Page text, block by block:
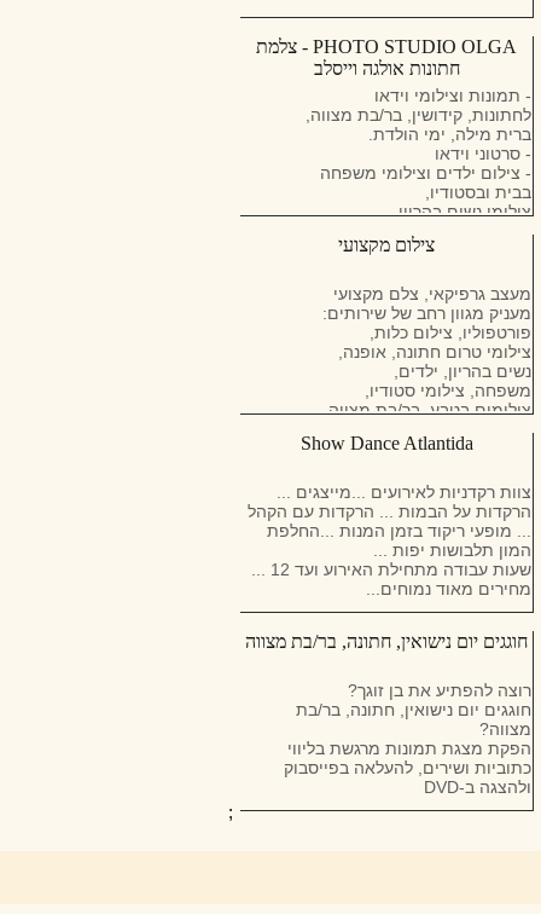
PHOTO STUDIO OLGA - צלמת
חתונות אולגה וייסלב
- תמונות וצילומי וידאו
לחתונות, קידושין, בר/בת מצווה,
ברית מילה, ימי הולדת.
- סרטוני וידאו
- צילום ילדים וצילומי משפחה
בבית ובסטודיו,
צילומי נשים בהריון
ועיצוב פורטפוליוצילום מקצועי
מעצב גרפיקאי, צלם מקצועי
מעניק מגוון רחב של שירותים:
פורטפוליו, צילום כלות,
צילומי טרום חתונה, אופנה,
נשים בהריון, ילדים,
משפחה, צילומי סטודיו,
צילומים בטבע, בר/בת מצווה,
גישה אישית ומחירים סבירים.
Show Dance Atlantida
צוות רקדניות לאירועים ...מייצגים ...
הרקדות על הבמות ... הרקדות עם הקהל
... מופעי ריקוד בזמן המנות ...החלפת
המון תלבושות יפות ...
שעות עבודה מתחילת האירוע ועד 12 ...
מחירים מאוד נמוחים...
חוגגים יום נישואין, חתונה, בר/בת מצווה
רוצה להפתיע את בן זוגך?
חוגגים יום נישואין, חתונה, בר/בת
מצווה?
הפקת מצגת תמונות מרגשת בליווי
כתוביות ושירים, להעלאה בפייסבוק
ולהצגה ב-DVD
;